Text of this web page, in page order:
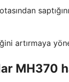
artırmaya
MH370